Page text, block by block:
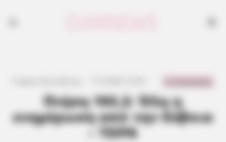
Πτήση 103,2: Όλη η
ενημέρωση από την Εύβοια
– ΤΩΡΑ